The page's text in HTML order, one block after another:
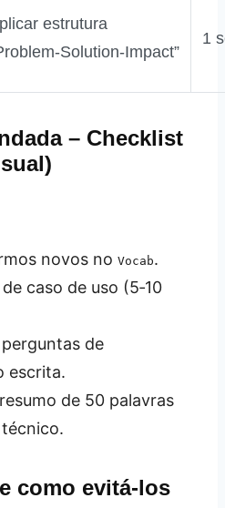
estrutura
1
– Checklist
novos no Vocab.
caso de uso (5‑10
de
escrita.
de 50 palavras
como evitá‑los